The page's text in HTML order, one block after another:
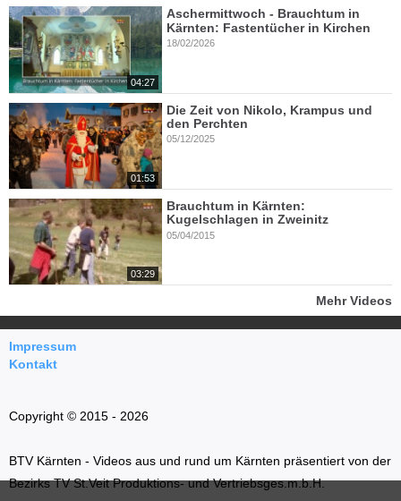
04:27
Aschermittwoch - Brauchtum in
Kärnten: Fastentücher in Kirchen
18/02/2026
01:53
Die Zeit von Nikolo, Krampus und
den Perchten
05/12/2025
03:29
Brauchtum in Kärnten:
Kugelschlagen in Zweinitz
05/04/2015
Mehr Videos
Impressum
Kontakt
Copyright © 2015 - 2026
BTV Kärnten - Videos aus und rund um Kärnten präsentiert von der
Bezirks TV St.Veit Produktions- und Vertriebsges.m.b.H.